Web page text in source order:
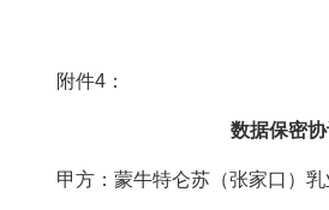
附件4：
数据保密协
甲方：蒙牛特仑苏（张家口）乳